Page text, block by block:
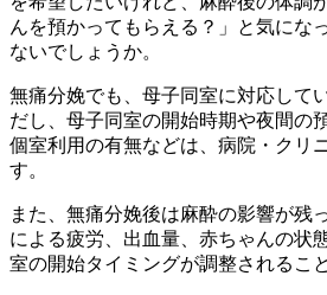
んを預かってもらえる？」と気にな
ないでしょうか。
無痛分娩でも、母子同室に対応して
だし、母子同室の開始時期や夜間の
個室利用の有無などは、病院・クリ
す。
また、無痛分娩後は麻酔の影響が残
による疲労、出血量、赤ちゃんの状
室の開始タイミングが調整されるこ